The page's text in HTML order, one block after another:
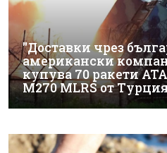
"Доставки чрез
американски
купува 70 ракети
M270 MLRS от